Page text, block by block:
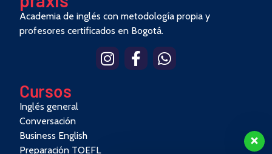
Academia de inglés con metodología propia y
profesores certificados en Bogotá.
Cursos
Inglés general
Conversación
Business English
Preparación TOEFL